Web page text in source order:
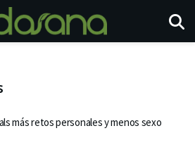
más retos personales y menos sexo